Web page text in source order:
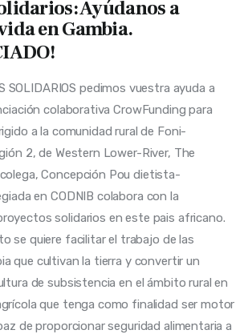
Ayúdanos a
en Gambia.
SOLIDARIOS pedimos vuestra ayuda a
colaborativa CrowFunding para
a la comunidad rural de Foni-
2, de Western Lower-River, The
Concepción Pou dietista-
en CODNIB colabora con la
solidarios en este pais africano.
se quiere facilitar el trabajo de las
que cultivan la tierra y convertir un
de subsistencia en el ámbito rural en
que tenga como finalidad ser motor
de proporcionar seguridad alimentaria a